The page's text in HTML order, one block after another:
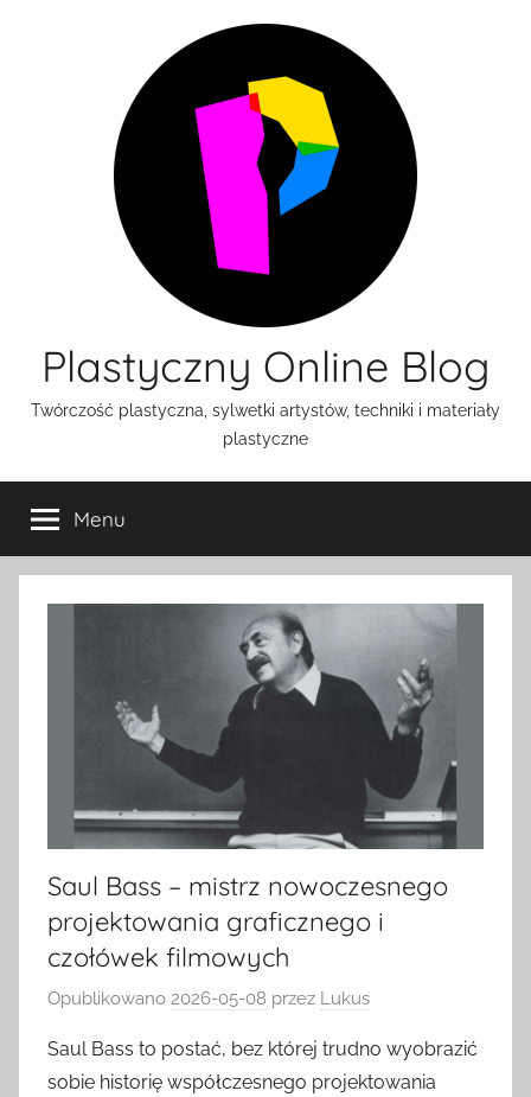
Plastyczny Online Blog
Twórczość plastyczna, sylwetki artystów, techniki i materiały
plastyczne
Menu
Saul Bass – mistrz nowoczesnego
projektowania graficznego i
czołówek filmowych
Opublikowano 2026-05-08 przez Lukus
Saul Bass to postać, bez której trudno wyobrazić
sobie historię współczesnego projektowania